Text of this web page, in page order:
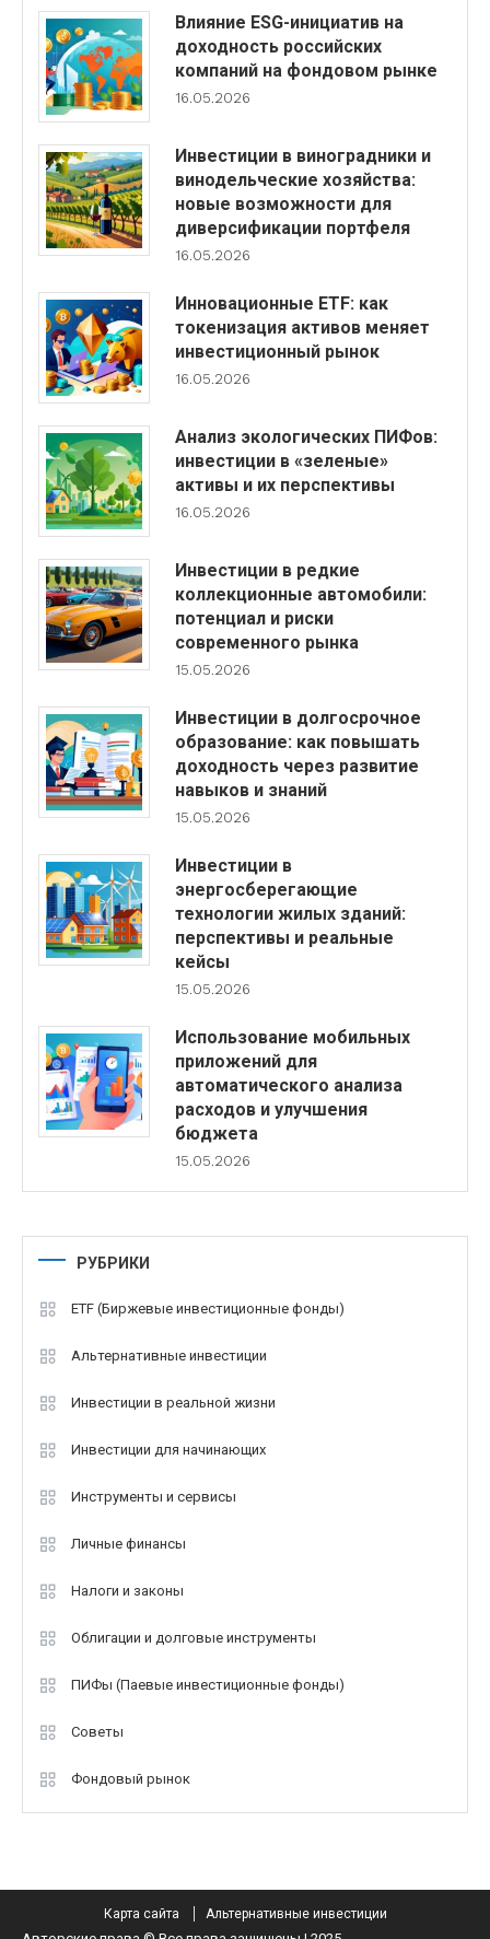
Влияние ESG-инициатив на
доходность российских
компаний на фондовом рынке
16.05.2026
Инвестиции в виноградники и
винодельческие хозяйства:
новые возможности для
диверсификации портфеля
16.05.2026
Инновационные ETF: как
токенизация активов меняет
инвестиционный рынок
16.05.2026
Анализ экологических ПИФов:
инвестиции в «зеленые»
активы и их перспективы
16.05.2026
Инвестиции в редкие
коллекционные автомобили:
потенциал и риски
современного рынка
15.05.2026
Инвестиции в долгосрочное
образование: как повышать
доходность через развитие
навыков и знаний
15.05.2026
Инвестиции в
энергосберегающие
технологии жилых зданий:
перспективы и реальные
кейсы
15.05.2026
Использование мобильных
приложений для
автоматического анализа
расходов и улучшения
бюджета
15.05.2026
РУБРИКИ
ETF (Биржевые инвестиционные фонды)
Альтернативные инвестиции
Инвестиции в реальной жизни
Инвестиции для начинающих
Инструменты и сервисы
Личные финансы
Налоги и законы
Облигации и долговые инструменты
ПИФы (Паевые инвестиционные фонды)
Советы
Фондовый рынок
Карта сайта Альтернативные инвестиции